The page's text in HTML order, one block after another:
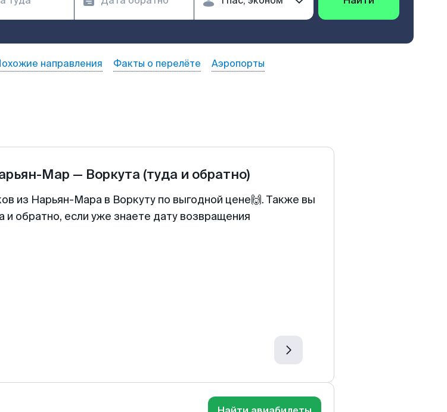
направления Факты о перелёте Аэропорты
Мар — Воркута (туда и обратно)
из Нарьян-Мара в Воркуту по выгодной цене🙌. Также вы
обратно, если уже знаете дату возвращения